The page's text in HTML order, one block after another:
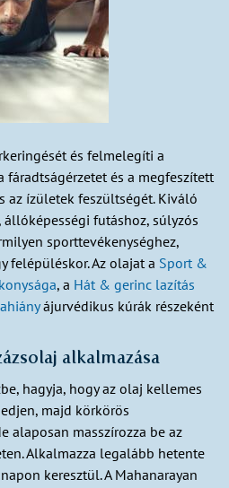
és felmelegíti a
fáradtságérzetet és a megfeszített
az ízületek feszültségét. Kiváló
futáshoz, súlyzós
sporttevékenységhez,
felépüléskor. Az olajat a Sport &
, a Hát & gerinc lazítás
ájurvédikus kúrák részeként
alkalmazása
hagyja, hogy az olaj kellemes
majd körkörös
alaposan masszírozza be az
Alkalmazza legalább hetente
keresztül. A Mahanarayan